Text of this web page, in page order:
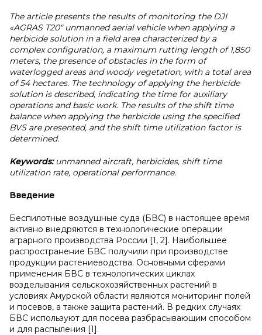
The article presents the results of monitoring the DJI
«AGRAS T20" unmanned aerial vehicle when applying a
herbicide solution in a field area characterized by a
complex configuration, a maximum rutting length of 1,850
meters, the presence of obstacles in the form of
waterlogged areas and woody vegetation, with a total area
of 54 hectares. The technology of applying the herbicide
solution is described, indicating the time for auxiliary
operations and basic work. The results of the shift time
balance when applying the herbicide using the specified
BVS are presented, and the shift time utilization factor is
determined.
Keywords: unmanned aircraft, herbicides, shift time
utilization rate, operational performance.
Введение
Беспилотные воздушные суда (БВС) в настоящее время
активно внедряются в технологические операции
аграрного производства России [1, 2]. Наибольшее
распространение БВС получили при производстве
продукции растениеводства. Основными сферами
применения БВС в технологических циклах
возделывания сельскохозяйственных растений в
условиях Амурской области являются мониторинг полей
и посевов, а также защита растений. В редких случаях
БВС используют для посева разбрасывающим способом
и для распыления [1].